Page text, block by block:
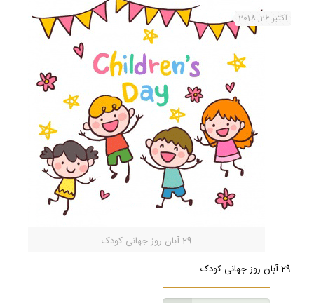
29 آبان روز جهانی کودک
اکتبر 26, 2018
29 آبان روز جهانی کودک